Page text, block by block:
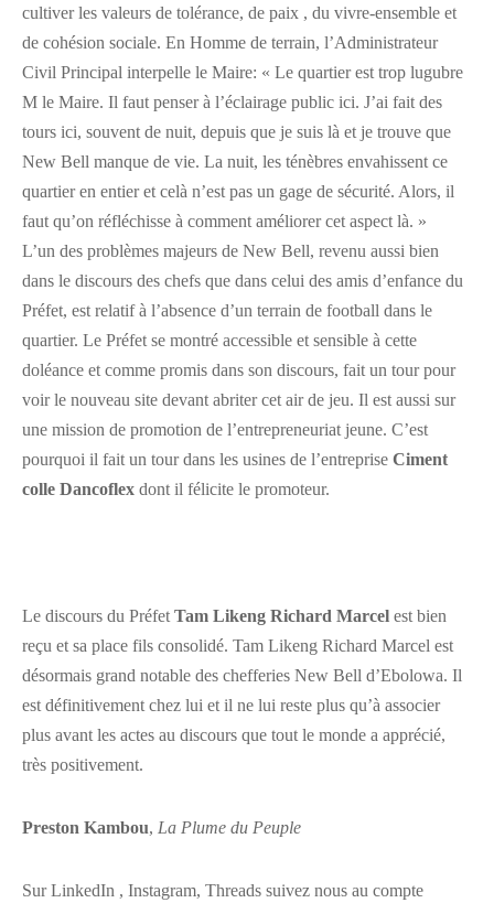
cultiver les valeurs de tolérance, de paix , du vivre-ensemble et
de cohésion sociale. En Homme de terrain, l’Administrateur
Civil Principal interpelle le Maire: « Le quartier est trop lugubre
M le Maire. Il faut penser à l’éclairage public ici. J’ai fait des
tours ici, souvent de nuit, depuis que je suis là et je trouve que
New Bell manque de vie. La nuit, les ténèbres envahissent ce
quartier en entier et celà n’est pas un gage de sécurité. Alors, il
faut qu’on réfléchisse à comment améliorer cet aspect là. »
L’un des problèmes majeurs de New Bell, revenu aussi bien
dans le discours des chefs que dans celui des amis d’enfance du
Préfet, est relatif à l’absence d’un terrain de football dans le
quartier. Le Préfet se montré accessible et sensible à cette
doléance et comme promis dans son discours, fait un tour pour
voir le nouveau site devant abriter cet air de jeu. Il est aussi sur
une mission de promotion de l’entrepreneuriat jeune. C’est
pourquoi il fait un tour dans les usines de l’entreprise Ciment
colle Dancoflex dont il félicite le promoteur.
Le discours du Préfet Tam Likeng Richard Marcel est bien
reçu et sa place fils consolidé. Tam Likeng Richard Marcel est
désormais grand notable des chefferies New Bell d’Ebolowa. Il
est définitivement chez lui et il ne lui reste plus qu’à associer
plus avant les actes au discours que tout le monde a apprécié,
très positivement.
Preston Kambou, La Plume du Peuple
Sur LinkedIn , Instagram, Threads suivez nous au compte